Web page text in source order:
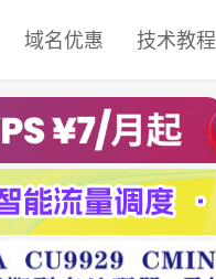
域名优惠 技术教程